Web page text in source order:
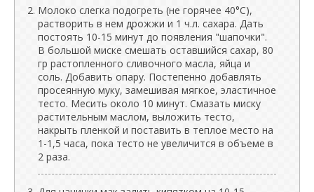
Молоко слегка подогреть (не горячее 40°C),
растворить в нем дрожжи и 1 ч.л. сахара. Дать
постоять 10-15 минут до появления "шапочки".
В большой миске смешать оставшийся сахар, 80
гр растопленного сливочного масла, яйца и
соль. Добавить опару. Постепенно добавлять
просеянную муку, замешивая мягкое, эластичное
тесто. Месить около 10 минут. Смазать миску
растительным маслом, выложить тесто,
накрыть пленкой и поставить в теплое место на
1-1,5 часа, пока тесто не увеличится в объеме в
2 раза.